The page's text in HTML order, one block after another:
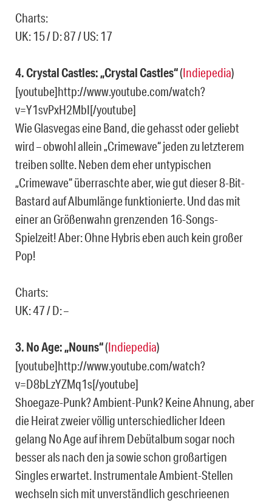
Charts:
UK: 15 / D: 87 / US: 17
4. Crystal Castles: „Crystal Castles“(Indiepedia)
[youtube]http://www.youtube.com/watch?
v=Y1svPxH2MbI[/youtube]
Wie Glasvegas eine Band, die gehasst oder geliebt
wird – obwohl allein „Crimewave“ jeden zu letzterem
treiben sollte. Neben dem eher untypischen
„Crimewave“ überraschte aber, wie gut dieser 8-Bit-
Bastard auf Albumlänge funktionierte. Und das mit
einer an Größenwahn grenzenden 16-Songs-
Spielzeit! Aber: Ohne Hybris eben auch kein großer
Pop!
Charts:
UK: 47 / D: –
3. No Age: „Nouns“(Indiepedia)
[youtube]http://www.youtube.com/watch?
v=D8bLzYZMq1s[/youtube]
Shoegaze-Punk? Ambient-Punk? Keine Ahnung, aber
die Heirat zweier völlig unterschiedlicher Ideen
gelang No Age auf ihrem Debütalbum sogar noch
besser als nach den ja sowie schon großartigen
Singles erwartet. Instrumentale Ambient-Stellen
wechseln sich mit unverständlich geschrieenen